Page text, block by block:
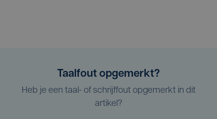
Taalfout opgemerkt?
Heb je een taal- of schrijffout opgemerkt in dit
artikel?